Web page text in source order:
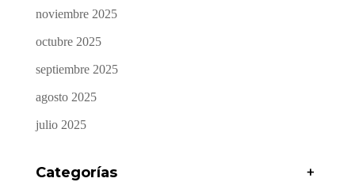
noviembre 2025
octubre 2025
septiembre 2025
agosto 2025
julio 2025
Categorías +